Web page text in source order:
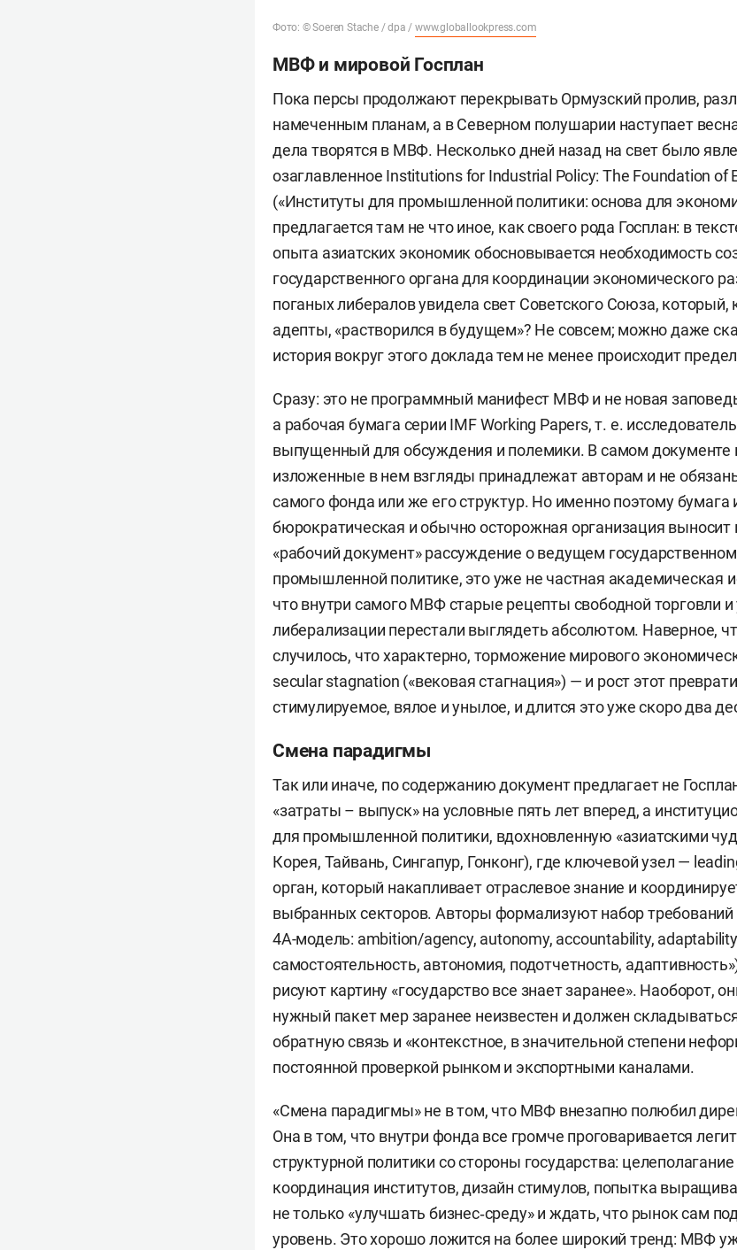
Фото: © Soeren Stache / dpa /www.globallookpress.com
МВФ и мировой Госплан
Пока персы продолжают перекрывать Ормузский пролив,
намеченным планам, а в Северном полушарии наступает
дела творятся в МВФ. Несколько дней назад на свет было
озаглавленное Institutions for Industrial Policy: The Foundation of
(«Институты для промышленной политики: основа для
предлагается там не что иное, как своего рода Госплан: в
опыта азиатских экономик обосновывается необходимость
государственного органа для координации экономического
поганых либералов увидела свет Советского Союза, который,
адепты, «растворился в будущем»? Не совсем; можно даже
история вокруг этого доклада тем не менее происходит
Сразу: это не программный манифест МВФ и не новая
а рабочая бумага серии IMF Working Papers, т. е.
выпущенный для обсуждения и полемики. В самом документе
изложенные в нем взгляды принадлежат авторам и не
самого фонда или же его структур. Но именно поэтому бумага
бюрократическая и обычно осторожная организация
«рабочий документ» рассуждение о ведущем государственном
промышленной политике, это уже не частная академическая
что внутри самого МВФ старые рецепты свободной торговли и
либерализации перестали выглядеть абсолютом. Наверное,
случилось, что характерно, торможение мирового
secular stagnation («вековая стагнация») — и рост этот
стимулируемое, вялое и унылое, и длится это уже скоро два
Смена парадигмы
Так или иначе, по содержанию документ предлагает не
«затраты – выпуск» на условные пять лет вперед, а
для промышленной политики, вдохновленную «азиатскими
Корея, Тайвань, Сингапур, Гонконг), где ключевой узел —
орган, который накапливает отраслевое знание и
выбранных секторов. Авторы формализуют набор требований
4A-модель: ambition/agency, autonomy, accountability,
самостоятельность, автономия, подотчетность,
рисуют картину «государство все знает заранее». Наоборот,
нужный пакет мер заранее неизвестен и должен
обратную связь и «контекстное, в значительной степени
постоянной проверкой рынком и экспортными каналами.
«Смена парадигмы» не в том, что МВФ внезапно полюбил
Она в том, что внутри фонда все громче проговаривается
структурной политики со стороны государства:
координация институтов, дизайн стимулов, попытка
не только «улучшать бизнес‑среду» и ждать, что рынок сам
уровень. Это хорошо ложится на более широкий тренд: МВФ